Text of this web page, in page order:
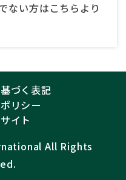
ない方はこちらより
づく表記
リシー
イト
All Rights